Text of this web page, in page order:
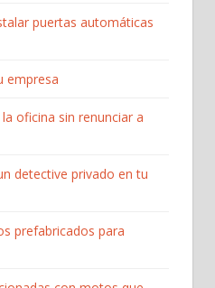
puertas automáticas
empresa
oficina sin renunciar a
detective privado en tu
prefabricados para